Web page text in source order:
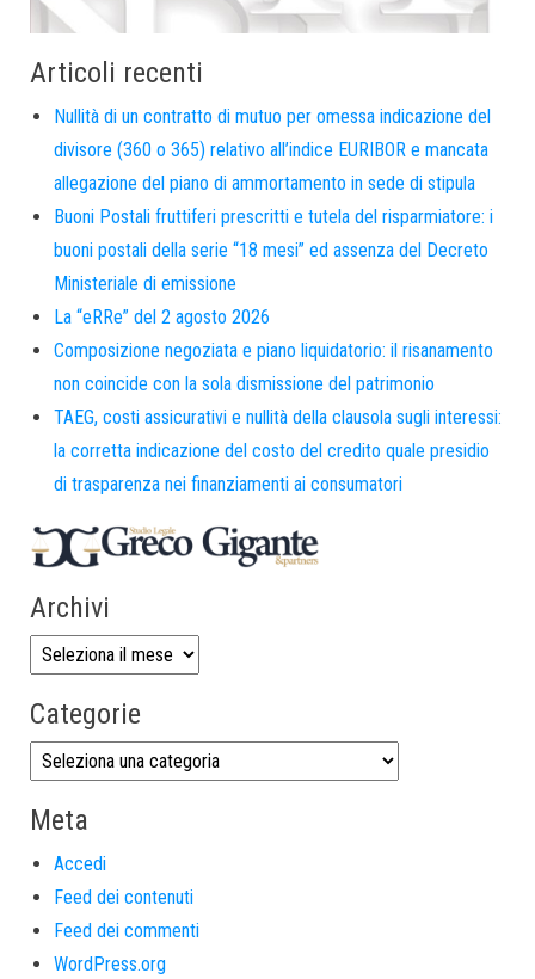
Articoli recenti
Nullità di un contratto di mutuo per omessa indicazione del
divisore (360 o 365) relativo all’indice EURIBOR e mancata
allegazione del piano di ammortamento in sede di stipula
Buoni Postali fruttiferi prescritti e tutela del risparmiatore: i
buoni postali della serie “18 mesi” ed assenza del Decreto
Ministeriale di emissione
La “eRRe” del 2 agosto 2026
Composizione negoziata e piano liquidatorio: il risanamento
non coincide con la sola dismissione del patrimonio
TAEG, costi assicurativi e nullità della clausola sugli interessi:
la corretta indicazione del costo del credito quale presidio
di trasparenza nei finanziamenti ai consumatori
Archivi
Categorie
Meta
Accedi
Feed dei contenuti
Feed dei commenti
WordPress.org